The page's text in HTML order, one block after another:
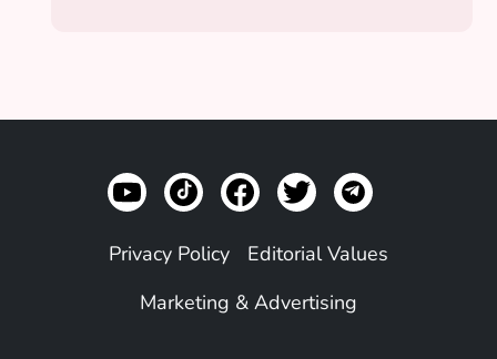
Editorial Values
Privacy Policy
Marketing & Advertising